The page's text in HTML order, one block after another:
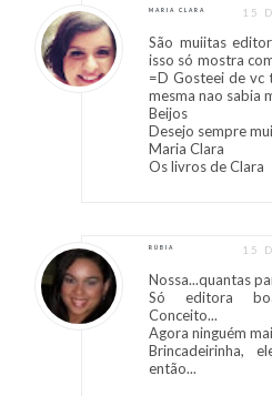
MARIA CLARA 15
São muiitas
isso só mostra
=D Gosteei de vc
mesma nao sabia
Beijos
Desejo sempre
Maria Clara
Os livros de Clara
RÚBIA 15
Nossa...quantas
Só editora
Conceito...
Agora ninguém
Brincadeirinha,
então...